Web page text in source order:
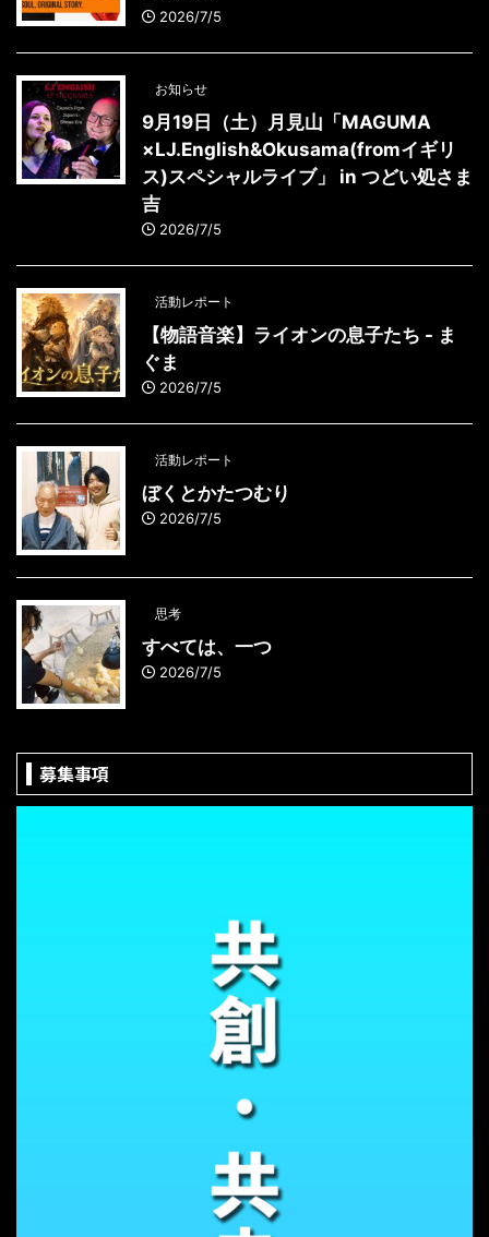
2026/7/5
お知らせ
9月19日（土）月見山「MAGUMA
×LJ.English&Okusama(fromイギリ
ス)スペシャルライブ」 in つどい処さま
吉
2026/7/5
活動レポート
【物語音楽】ライオンの息子たち - ま
ぐま
2026/7/5
活動レポート
ぼくとかたつむり
2026/7/5
思考
すべては、一つ
2026/7/5
募集事項